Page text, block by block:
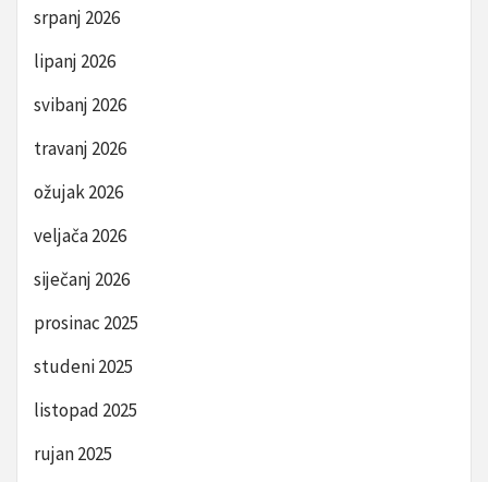
srpanj 2026
lipanj 2026
svibanj 2026
travanj 2026
ožujak 2026
veljača 2026
siječanj 2026
prosinac 2025
studeni 2025
listopad 2025
rujan 2025